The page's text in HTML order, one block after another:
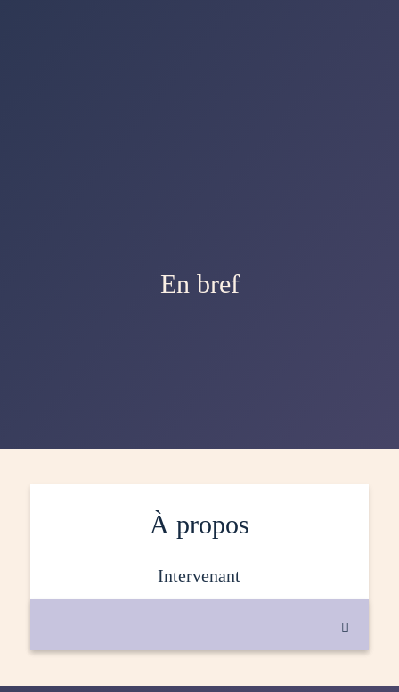
En bref
À propos
intervenant
